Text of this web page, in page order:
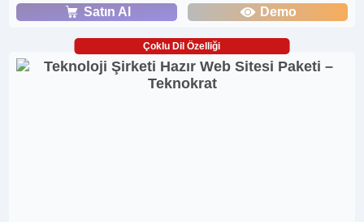
Satın Al Demo
Çoklu Dil Özelliği